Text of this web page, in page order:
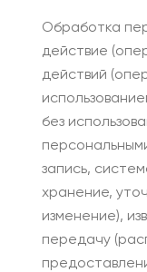
Обработка
действие
действий
без
запись,
хранение,
изменение),
передачу